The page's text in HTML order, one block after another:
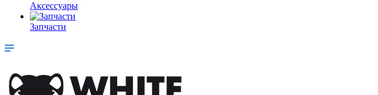
Аксессуары
Запчасти